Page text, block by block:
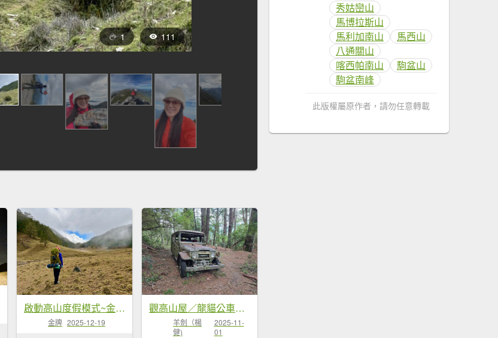
1 111
啟動高山度假模式~金牌三小隊之馬博橫斷8日
金牌 2025-12-19
觀高山屋／龍貓公車／八通關山／八通關山西峰
羊劍（楊
健)
2025-11-
01
秀姑巒山
馬博拉斯山
馬利加南山
馬西山
八通關山
喀西帕南山
駒盆山
駒盆南峰
此版權屬原作者，請勿任意轉載